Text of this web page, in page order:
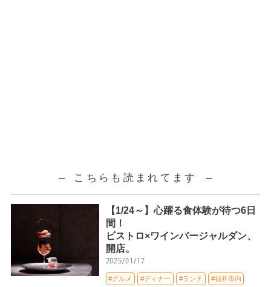
こちらも読まれてます
【1/24～】心躍る食体験が待つ6日
間！
ビストロ×ワインバージャルダン、
開店。
2025/01/17
#グルメ #ディナー #ランチ #福井市内